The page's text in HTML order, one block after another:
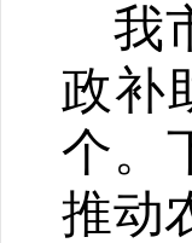
我
政补
个。
推动